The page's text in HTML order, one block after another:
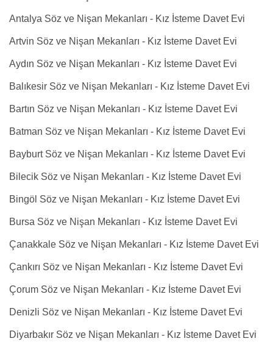
Antalya Söz ve Nişan Mekanları - Kız İsteme Davet Evi
Artvin Söz ve Nişan Mekanları - Kız İsteme Davet Evi
Aydın Söz ve Nişan Mekanları - Kız İsteme Davet Evi
Balıkesir Söz ve Nişan Mekanları - Kız İsteme Davet Evi
Bartın Söz ve Nişan Mekanları - Kız İsteme Davet Evi
Batman Söz ve Nişan Mekanları - Kız İsteme Davet Evi
Bayburt Söz ve Nişan Mekanları - Kız İsteme Davet Evi
Bilecik Söz ve Nişan Mekanları - Kız İsteme Davet Evi
Bingöl Söz ve Nişan Mekanları - Kız İsteme Davet Evi
Bursa Söz ve Nişan Mekanları - Kız İsteme Davet Evi
Çanakkale Söz ve Nişan Mekanları - Kız İsteme Davet Evi
Çankırı Söz ve Nişan Mekanları - Kız İsteme Davet Evi
Çorum Söz ve Nişan Mekanları - Kız İsteme Davet Evi
Denizli Söz ve Nişan Mekanları - Kız İsteme Davet Evi
Diyarbakır Söz ve Nişan Mekanları - Kız İsteme Davet Evi